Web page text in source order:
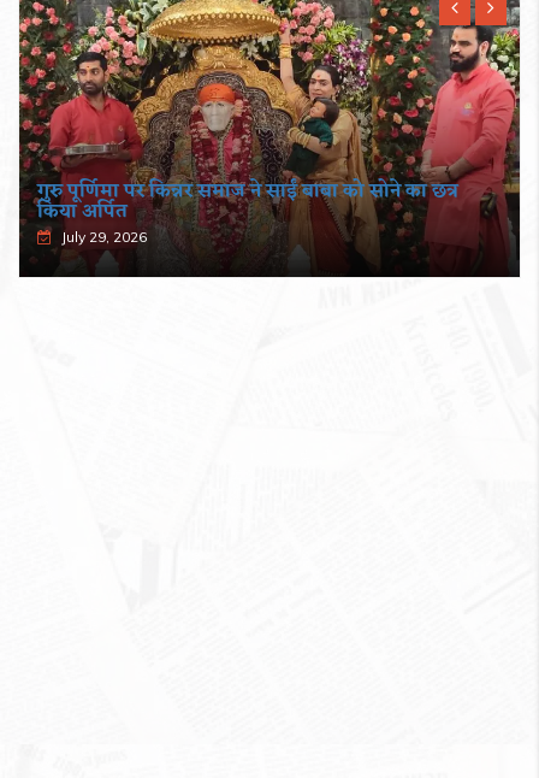
गुरु पूर्णिमा पर किन्नर समाज ने साईं बाबा को सोने का छत्र
किया अर्पित
July 29, 2026